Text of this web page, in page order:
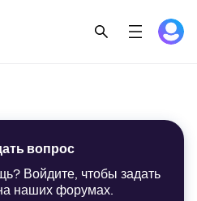
вопрос
Войдите, чтобы задать
наших форумах.